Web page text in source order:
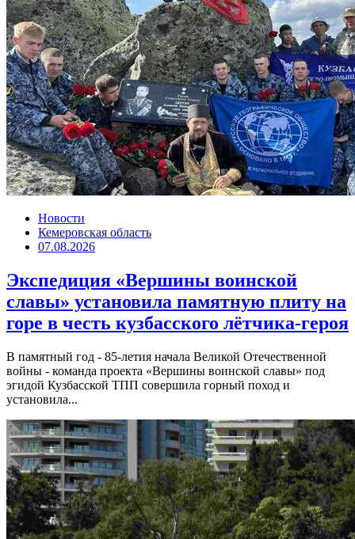
Новости
Кемеровская область
07.08.2026
Экспедиция «Вершины воинской
славы» установила памятную плиту на
горе в честь кузбасского лётчика-героя
В памятный год - 85-летия начала Великой Отечественной
войны - команда проекта «Вершины воинской славы» под
эгидой Кузбасской ТПП совершила горный поход и
установила...